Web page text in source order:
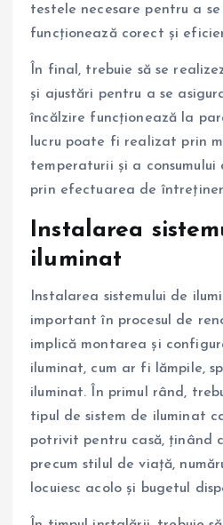
testele necesare pentru a
funcționează corect și
În final, trebuie să se
și ajustări pentru a se
încălzire funcționează la
lucru poate fi realizat prin
temperaturii și a consumului
prin efectuarea de
Instalarea
iluminat
Instalarea sistemului de
important în procesul de
implică montarea și
iluminat, cum ar fi lămpile,
iluminat. În primul rând,
tipul de sistem de iluminat
potrivit pentru casă, ținând
precum stilul de viață,
locuiesc acolo și bugetul